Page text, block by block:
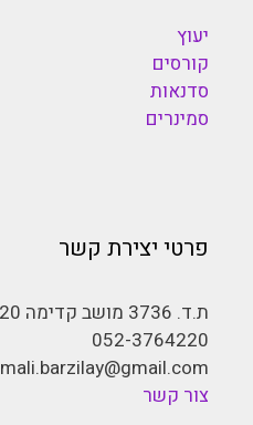
יעוץ
קורסים
סדנאות
סמינרים
פרטי יצירת קשר
ת.ד. 3736 מושב קדימה 60920
052-3764220
mali.barzilay@gmail.com
צור קשר